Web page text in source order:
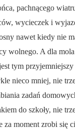
pachnącego
wycieczek i
nawet kiedy nie
wolnego. A dla mola
tym
nieco mniej, nie
zadań
do szkoły, nie
za moment zrobi się